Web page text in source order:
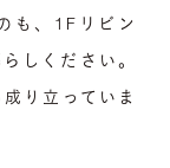
も、1Fリビン
しください。
り立っていま